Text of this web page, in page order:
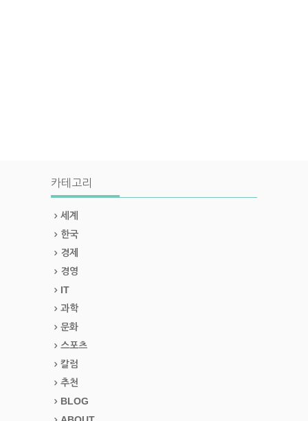
카테고리
세계
한국
경제
경영
IT
과학
문화
스포츠
칼럼
추천
BLOG